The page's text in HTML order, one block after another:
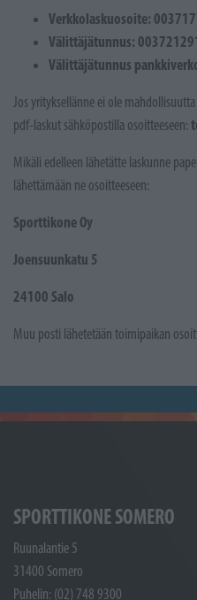
Verkkolaskuosoite:
Välittäjätunnus:
Välittäjätunnus
Jos yrityksellänne ei ole
pdf-laskut sähköpostilla osoitteeseen:
Mikäli edelleen lähetätte laskunne
lähettämään ne osoitteeseen:
Sporttikone Oy
Joensuunkatu 5
24100 Salo
Muu posti lähetetään toimipaikan
SPORTTIKONE SOMERO
Ruunalantie 5
31400 Somero
Puhelin: (02) 748 9300